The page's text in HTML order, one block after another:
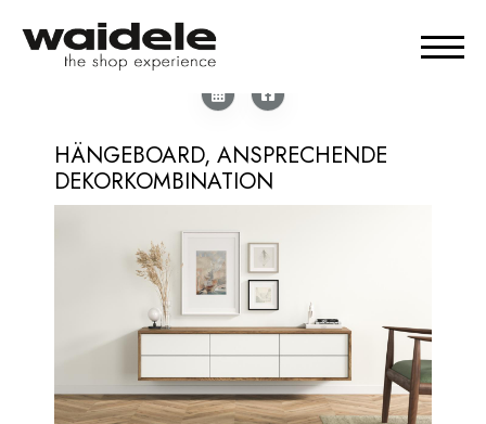
HÄNGEBOARD, ANSPRECHENDE
DEKORKOMBINATION